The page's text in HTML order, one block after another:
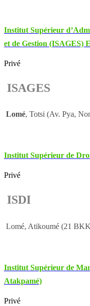
Institut Supérieur
et de Gestion (ISAGES)
Privé
ISAGES
Lomé, Totsi (Av. Pya,
Institut Supérieur de
Privé
ISDI
Lomé, Atikoumé (21
Institut Supérieur de
Atakpamé)
Privé